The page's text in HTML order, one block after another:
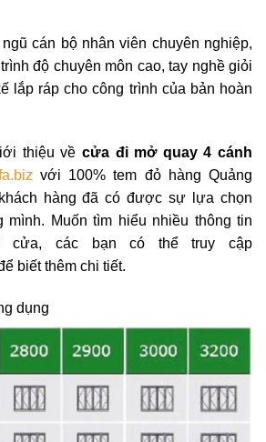
cán bộ nhân viên chuyên nghiệp,
độ chuyên môn cao, tay nghề giỏi
lắp ráp cho công trình của bản hoàn
thiệu vềcửa đi mở quay 4 cánh
với 100% tem đỏ hàng Quảng
hàng đã có được sự lựa chọn
mình. Muốn tìm hiểu nhiều thông tin
cửa, các bạn có thể truy cập
biết thêm chi tiết.
dụng